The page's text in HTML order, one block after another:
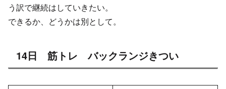
う訳で継続はしていきたい。
できるか、どうかは別として。
14日 筋トレ バックランジきつい